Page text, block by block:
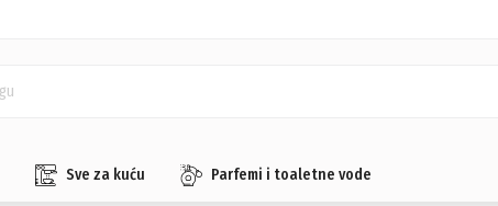
Sve za kuću Parfemi i toaletne vode